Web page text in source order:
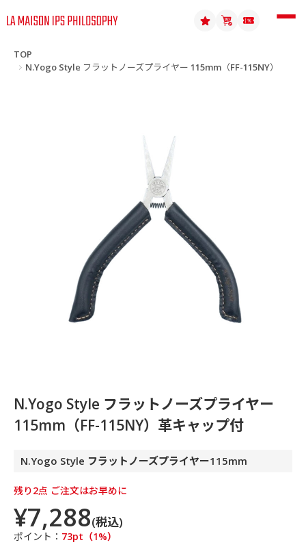
TOP
N.Yogo Style フラットノーズプライヤー 115mm（FF-115NY）
N.Yogo Style フラットノーズプライヤー
115mm（FF-115NY）革キャップ付
N.Yogo Style フラットノーズプライヤー115mm
残り2点 ご注文はお早めに
¥7,288(税込)
ポイント： 73pt（1%）